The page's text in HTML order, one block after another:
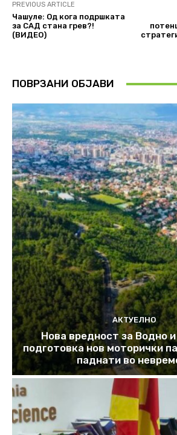
PREVIOUS ARTICLE
Чашуле: Од кога подршката
за САД стана грев?!
(ВИДЕО)
ПОВРЗАНИ ОБЈАВИ
АКТУЕЛНО
Нова вредност за Водно и
подготовка нов моторички
паднати во